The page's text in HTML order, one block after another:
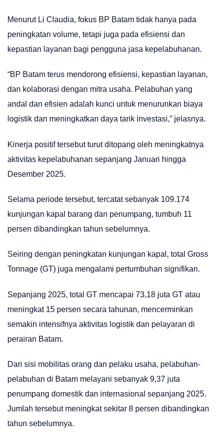
Menurut Li Claudia, fokus BP Batam tidak hanya pada
peningkatan volume, tetapi juga pada efisiensi dan
kepastian layanan bagi pengguna jasa kepelabuhanan.
“BP Batam terus mendorong efisiensi, kepastian layanan,
dan kolaborasi dengan mitra usaha. Pelabuhan yang
andal dan efisien adalah kunci untuk menurunkan biaya
logistik dan meningkatkan daya tarik investasi,” jelasnya.
Kinerja positif tersebut turut ditopang oleh meningkatnya
aktivitas kepelabuhanan sepanjang Januari hingga
Desember 2025.
Selama periode tersebut, tercatat sebanyak 109.174
kunjungan kapal barang dan penumpang, tumbuh 11
persen dibandingkan tahun sebelumnya.
Seiring dengan peningkatan kunjungan kapal, total Gross
Tonnage (GT) juga mengalami pertumbuhan signifikan.
Sepanjang 2025, total GT mencapai 73,18 juta GT atau
meningkat 15 persen secara tahunan, mencerminkan
semakin intensifnya aktivitas logistik dan pelayaran di
perairan Batam.
Dari sisi mobilitas orang dan pelaku usaha, pelabuhan-
pelabuhan di Batam melayani sebanyak 9,37 juta
penumpang domestik dan internasional sepanjang 2025.
Jumlah tersebut meningkat sekitar 8 persen dibandingkan
tahun sebelumnya.